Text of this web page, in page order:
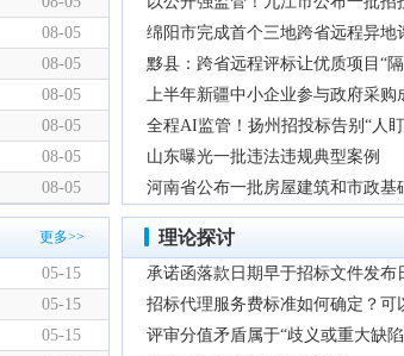
自贡鑫鸿电子科技有限公司
四川润安供应链管理有限公司
自贡市第二建筑工程有限公司
成都龙纳管业有限公司
四川京泰建工集团有限公司
中瑞华建工程项目管理（北京）
四川鑫商恒物联网科技有限公司
四川万友会计师事务所有限公司
四川省百业聚商贸有限公司
深圳市信宜特科技有限公司
自贡市万泉管业有限责任公司
四川众铭建筑设计有限公司
成都伯愈创艺传媒有限公司
四川山里山外数字文旅科技有限
成都全新医疗器械有限公司
中咨海外咨询有限公司
国药集团四川南充医疗器械有限公
四川多元基石建设工程管理有限
凉山泽锦人力资源服务有限公司
内江市科达服装有限公司
首辅工程设计有限公司
四川昱阳工程项目管理有限公司
上海锡鼎实业有限公司
08-05
08-05
08-05
08-05
08-05
08-05
领域系统整治典型案例
绵阳市完成首个三地跨省远程异地
项目
黟县：跨省远程评标让优质项目“
落地
上半年新疆中小企业参与政府采购
额创新高
全程AI监管！扬州招投标告别“人
山东曝光一批违法违规典型案例
河南省公布一批房屋建筑和市政基
施工程招标投标违法违规典型案例
更多>>
05-15
05-15
05-15
理论探讨
承诺函落款日期早于招标文件发布
有效吗
招标代理服务费标准如何确定？可
中标人支付吗？
评审分值矛盾属于“歧义或重大缺